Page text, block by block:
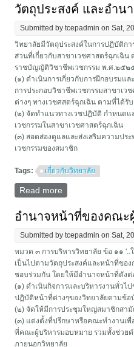
วัตถุประสงค์ และอำน
Submitted bytcepadmin on Sat,
วิทยาลัยมีวัตถุประสงค์ในการปฏิบัติก
ส่วนที่เกี่ยวกับสาขาเวชศาสตร์ฉุกเฉิ
ราชบัญญัติวิชาชีพเวชกรรม พ.ศ.๒๕๒
(๑) ดำเนินการเกี่ยวกับการฝึกอบรมแ
การประกอบวิชาชีพเวชกรรมสาขาเว
ต่างๆ ทางเวชศสตร์ฉุกเฉิน ตามที่ได้
(๒) จัดทำแนวทางเวชปฏิบัติ กำหนด
เวชกรรมในสาขาเวชศาสตร์ฉุกเฉิน
(๓) สอดส่องดูแลและส่งเสริมความปร
เวชกรรมของสมาชิก
Tags: เกี่ยวกับวิทยาลัย
Read more
อำนาจหน้าที่ของคณะ
Submitted bytcepadmin on Sat,
หมวด ๓ การบริหารวิทยาลัย ข้อ ๑๑
เป็นไปตามวัตถุประสงค์และหน้าที่ขอ
ชอบร่วมกัน โดยให้มีอำนาจหน้าที่ดังต่
(๑) ดำเนินกิจการและบริหารงานทั่วไ
ปฏิบัติหน้าที่ต่างๆของวิทยาลัยตามข้อ
(๒) จัดให้มีการประชุมใหญ่สมาชิกสา
(๓) แต่งตั้งที่ปรึกษาหรือคณะทำงานเ
ที่คณะผู้บริหารมอบหมาย รวมทั้งช่วยด
ภายนอกวิทยาลัย